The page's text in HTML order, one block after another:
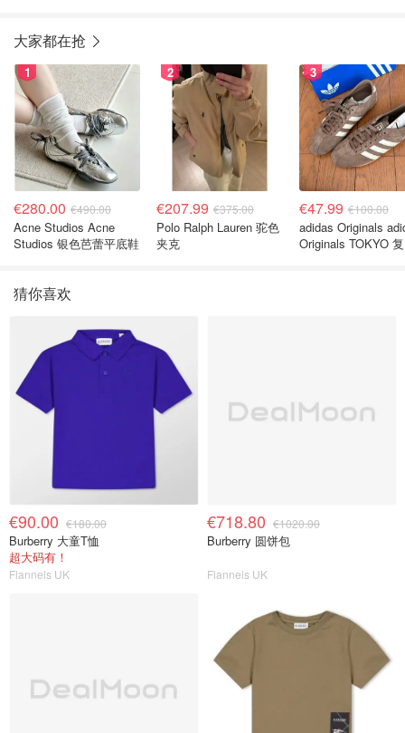
大家都在抢
1
€280.00 €490.00
Acne Studios Acne
Studios 银色芭蕾平底鞋
2
€207.99 €375.00
Polo Ralph Lauren 驼色
夹克
3
€47.99 €100.00
adidas Originals
Originals TOKYO
猜你喜欢
€90.00 €180.00
Burberry 大童T恤
超大码有！
Flannels UK
€718.80 €1020.00
Burberry 圆饼包
Flannels UK